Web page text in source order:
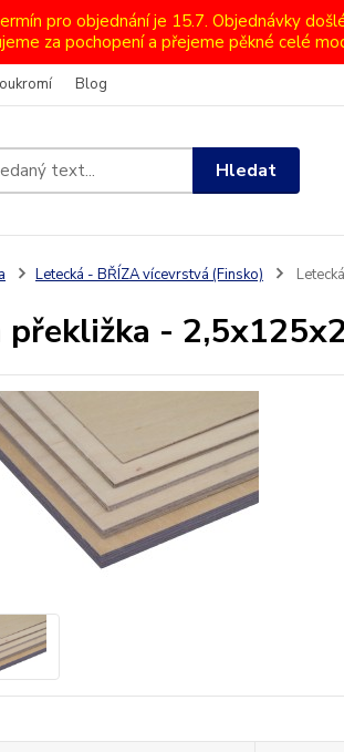
pro objednání je 15.7. Objednávky
za pochopení a přejeme pěkné celé
Blog
Hledat
Letecká - BŘÍZA vícevrstvá (Finsko)
překližka -